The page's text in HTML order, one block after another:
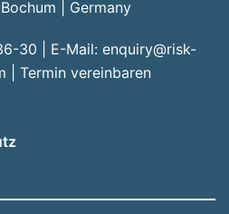
| Germany
30 | E-Mail: enquiry@risk-
Termin vereinbaren